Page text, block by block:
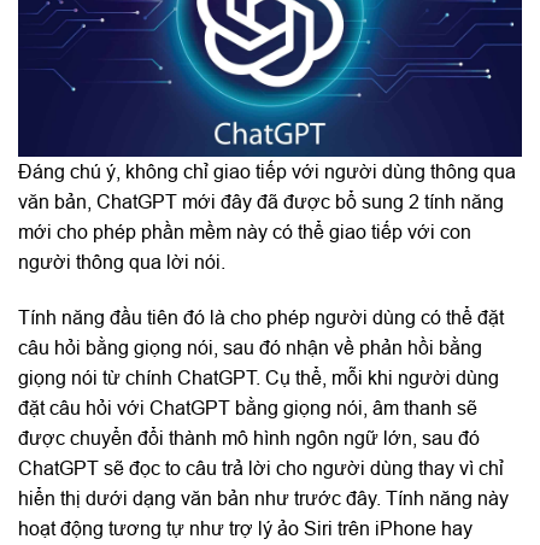
Đáng chú ý, không chỉ giao tiếp với người dùng thông qua
văn bản, ChatGPT mới đây đã được bổ sung 2 tính năng
mới cho phép phần mềm này có thể giao tiếp với con
người thông qua lời nói.
Tính năng đầu tiên đó là cho phép người dùng có thể đặt
câu hỏi bằng giọng nói, sau đó nhận về phản hồi bằng
giọng nói từ chính ChatGPT. Cụ thể, mỗi khi người dùng
đặt câu hỏi với ChatGPT bằng giọng nói, âm thanh sẽ
được chuyển đổi thành mô hình ngôn ngữ lớn, sau đó
ChatGPT sẽ đọc to câu trả lời cho người dùng thay vì chỉ
hiển thị dưới dạng văn bản như trước đây. Tính năng này
hoạt động tương tự như trợ lý ảo Siri trên iPhone hay